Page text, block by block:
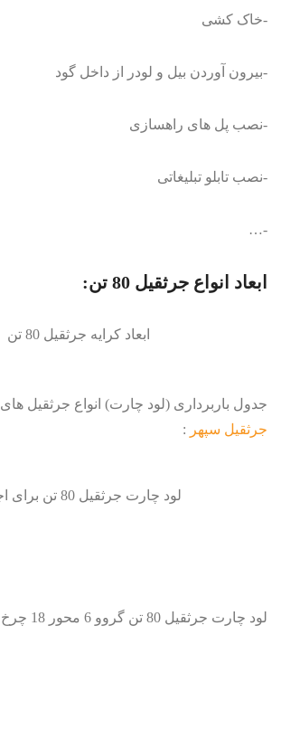
-خاک کشی
-بیرون آوردن بیل و لودر از داخل گود
-نصب پل های راهسازی
-نصب تابلو تبلیغاتی
-…
ابعاد انواع جرثقیل 80 تن:
ابعاد کرایه جرثقیل 80 تن
جدول باربرداری (لود چارت) انواع جرثقیل های
جرثقیل سپهر :
لود چارت جرثقیل 80 تن برای اجاره
لود چارت جرثقیل 80 تن گروو 6 محور 18 چرخ :